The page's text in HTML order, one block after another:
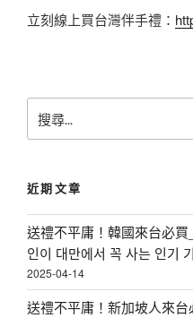
味
胡
菓
子
工
坊
立刻線上買台灣伴手禮：
尋
字
:
近期文章
送禮不平庸！韓國來台必
인이 대만에서 꼭 사는 인기
2025-04-14
送禮不平庸！新加坡人來